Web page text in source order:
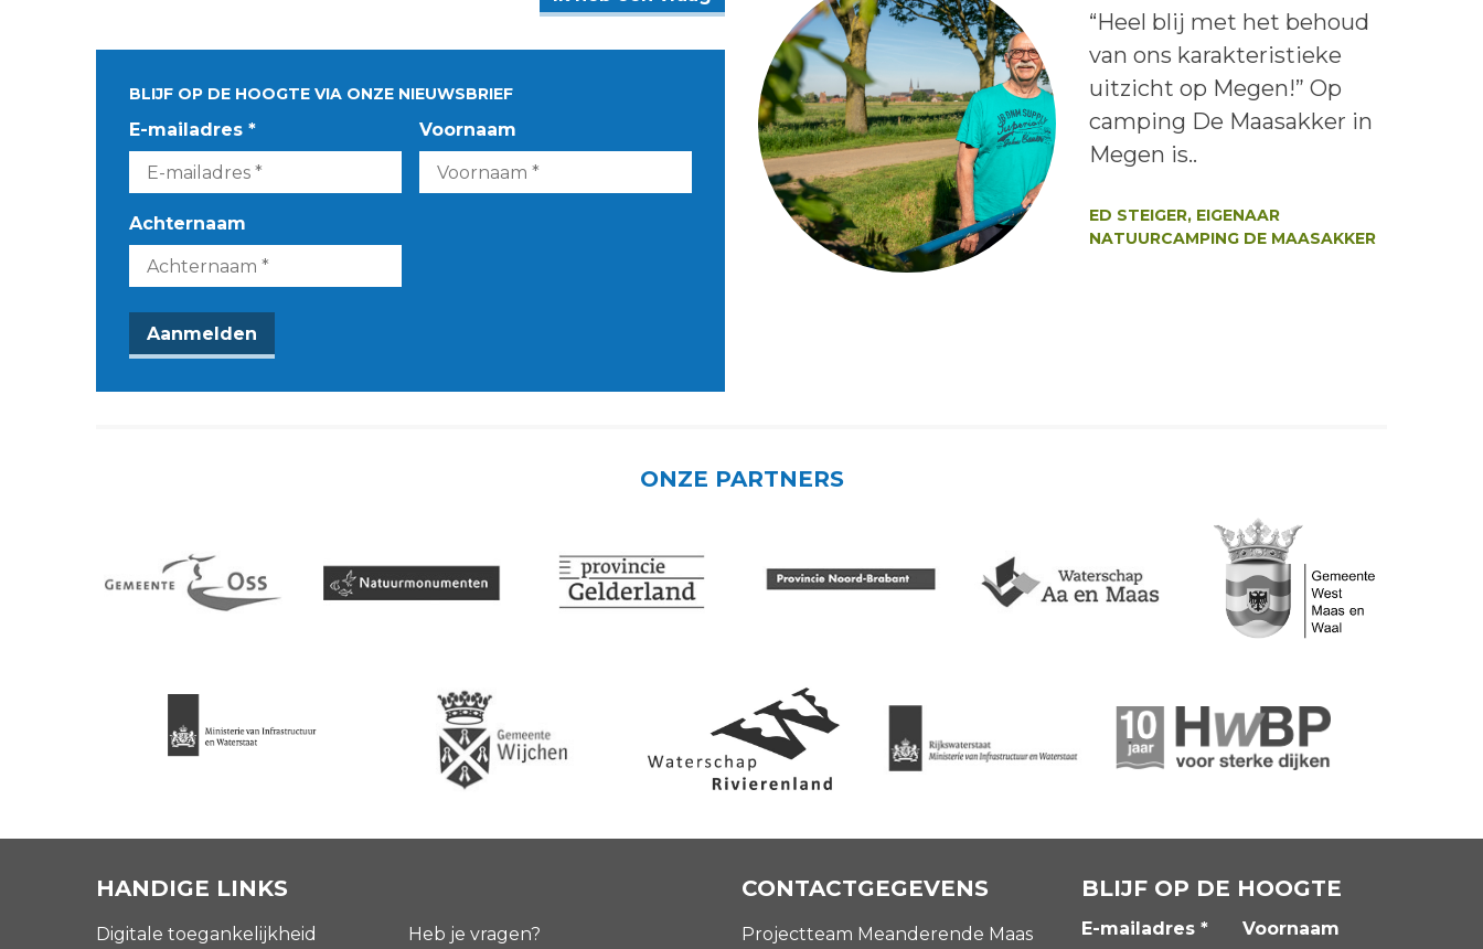
BLIJF OP DE HOOGTE VIA ONZE NIEUWSBRIEF
E-mailadres * Voornaam
Achternaam
Lees het bericht:
“Heel blij met het behoud
van ons karakteristieke
uitzicht op Megen!” Op
camping De Maasakker in
Megen is..
ED STEIGER, EIGENAAR
NATUURCAMPING DE MAASAKKER
ONZE PARTNERS
HANDIGE LINKS
Digitale toegankelijkheid Heb je vragen?
CONTACTGEGEVENS
Projectteam Meanderende Maas
BLIJF OP DE HOOGTE
E-mailadres * Voornaam